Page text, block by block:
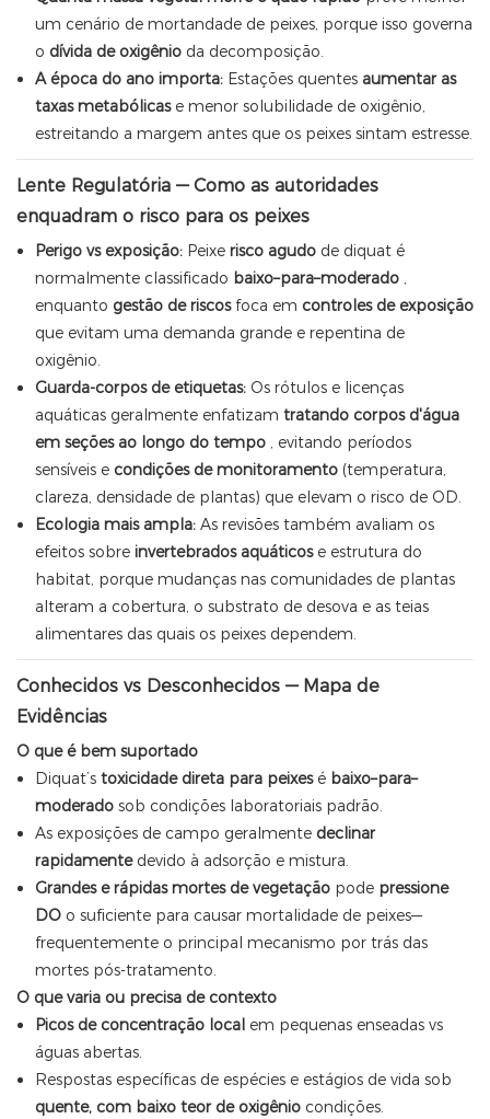
um cenário de mortandade de peixes, porque isso governa
o dívida de oxigênio da decomposição.
A época do ano importa: Estações quentes aumentar as
taxas metabólicas e menor solubilidade de oxigênio,
estreitando a margem antes que os peixes sintam estresse.
Lente Regulatória — Como as autoridades
enquadram o risco para os peixes
Perigo vs exposição: Peixe risco agudo de diquat é
normalmente classificado baixo–para–moderado ,
enquanto gestão de riscos foca em controles de exposição
que evitam uma demanda grande e repentina de
oxigênio.
Guarda-corpos de etiquetas: Os rótulos e licenças
aquáticas geralmente enfatizam tratando corpos d'água
em seções ao longo do tempo , evitando períodos
sensíveis e condições de monitoramento (temperatura,
clareza, densidade de plantas) que elevam o risco de OD.
Ecologia mais ampla: As revisões também avaliam os
efeitos sobre invertebrados aquáticos e estrutura do
habitat, porque mudanças nas comunidades de plantas
alteram a cobertura, o substrato de desova e as teias
alimentares das quais os peixes dependem.
Conhecidos vs Desconhecidos — Mapa de
Evidências
O que é bem suportado
Diquat’s toxicidade direta para peixes é baixo–para–
moderado sob condições laboratoriais padrão.
As exposições de campo geralmente declinar
rapidamente devido à adsorção e mistura.
Grandes e rápidas mortes de vegetação pode pressione
DO o suficiente para causar mortalidade de peixes—
frequentemente o principal mecanismo por trás das
mortes pós-tratamento.
O que varia ou precisa de contexto
Picos de concentração local em pequenas enseadas vs
águas abertas.
Respostas específicas de espécies e estágios de vida sob
quente, com baixo teor de oxigênio condições.